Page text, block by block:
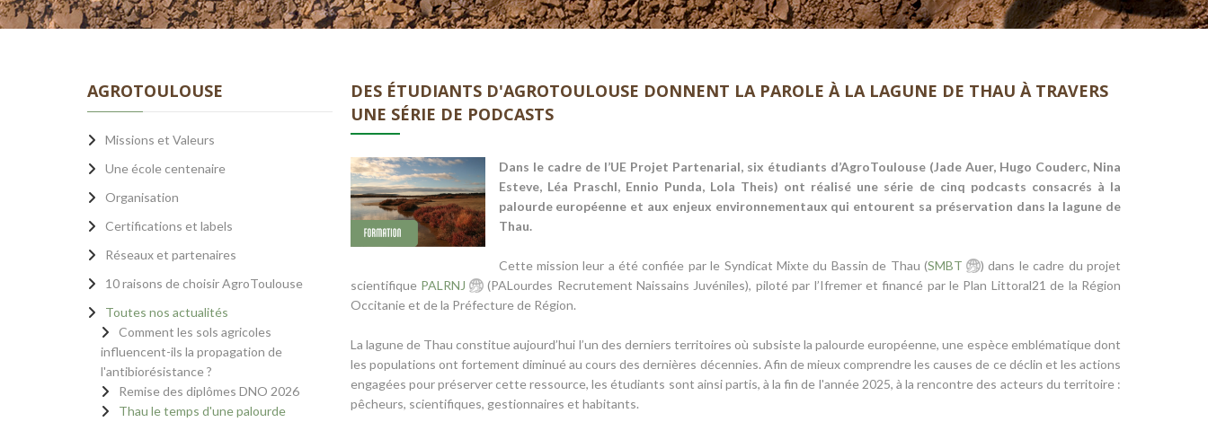
DES ÉTUDIANTS D'AGROTOULOUSE DONNENT LA PAROLE À LA LAGUNE DE THAU À TRAVERS
UNE SÉRIE DE PODCASTS
Dans le cadre de l’UE Projet Partenarial, six étudiants d’AgroToulouse (Jade Auer, Hugo Couderc, Nina
Esteve, Léa Praschl, Ennio Punda, Lola Theis) ont réalisé une série de cinq podcasts consacrés à la
palourde européenne et aux enjeux environnementaux qui entourent sa préservation dans la lagune de
Thau.
Cette mission leur a été confiée par le Syndicat Mixte du Bassin de Thau (SMBT
) dans le cadre du projet
scientifique PALRNJ
(PALourdes Recrutement Naissains Juvéniles), piloté par l’Ifremer et financé par le Plan Littoral21 de la Région
Occitanie et de la Préfecture de Région.
La lagune de Thau constitue aujourd’hui l’un des derniers territoires où subsiste la palourde européenne, une espèce emblématique dont
les populations ont fortement diminué au cours des dernières décennies. Afin de mieux comprendre les causes de ce déclin et les actions
engagées pour préserver cette ressource, les étudiants sont ainsi partis, à la fin de l'année 2025, à la rencontre des acteurs du territoire :
pêcheurs, scientifiques, gestionnaires et habitants.
AGROTOULOUSE
Missions et Valeurs
Une école centenaire
Organisation
Certifications et labels
Réseaux et partenaires
10 raisons de choisir AgroToulouse
Toutes nos actualités
Comment les sols agricoles
influencent-ils la propagation de
l'antibiorésistance ?
Remise des diplômes DNO 2026
Thau le temps d'une palourde